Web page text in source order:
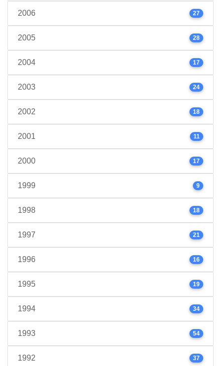
2006 27
2005 28
2004 17
2003 24
2002 18
2001 11
2000 17
1999 9
1998 18
1997 21
1996 16
1995 19
1994 34
1993 54
1992 37